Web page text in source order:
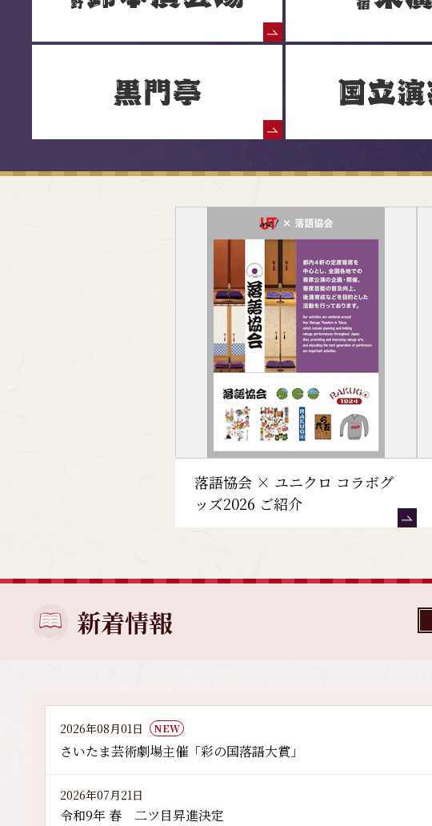
落語協会からのお知らせ
落語協会 × ユニクロ コラボグ
ッズ2026 ご紹介
新着情報
2026年08月01日 NEW
さいたま芸術劇場主催「彩の国落語大賞」
2026年07月21日
令和9年 春 二ツ目昇進決定